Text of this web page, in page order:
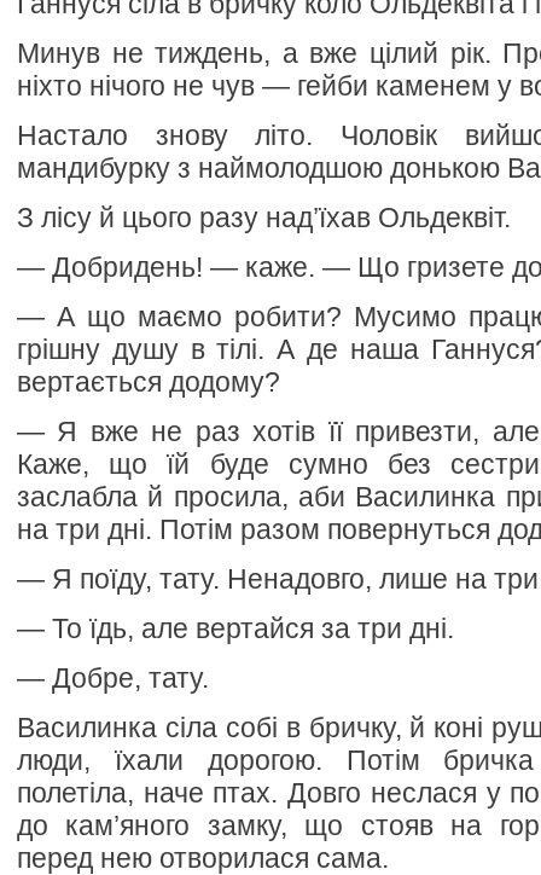
Минув не тиждень, а вже цілий рік.
ніхто нічого не чув — гейби каменем у
Настало знову літо. Чоловік
мандибурку з наймолодшою донькою
З лісу й цього разу над’їхав Ольдеквіт.
— Добридень! — каже. — Що гризете
— А що маємо робити? Мусимо
грішну душу в тілі. А де наша
вертається додому?
— Я вже не раз хотів її привезти,
Каже, що їй буде сумно без
заслабла й просила, аби Василинка
на три дні. Потім разом повернуться
— Я поїду, тату. Ненадовго, лише на три
— То їдь, але вертайся за три дні.
— Добре, тату.
Василинка сіла собі в бричку, й коні
люди, їхали дорогою. Потім бричка
полетіла, наче птах. Довго неслася у
до кам’яного замку, що стояв на
перед нею отворилася сама.